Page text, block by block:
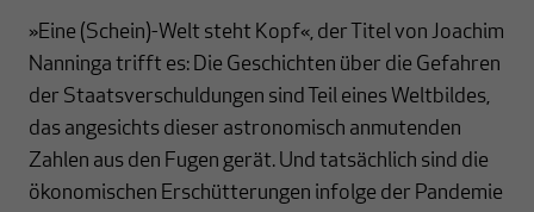
»Eine (Schein)-Welt steht Kopf«, der Titel von Joachim
Nanninga trifft es: Die Geschichten über die Gefahren
der Staatsverschuldungen sind Teil eines Weltbildes,
das angesichts dieser astronomisch anmutenden
Zahlen aus den Fugen gerät. Und tatsächlich sind die
ökonomischen Erschütterungen infolge der Pandemie